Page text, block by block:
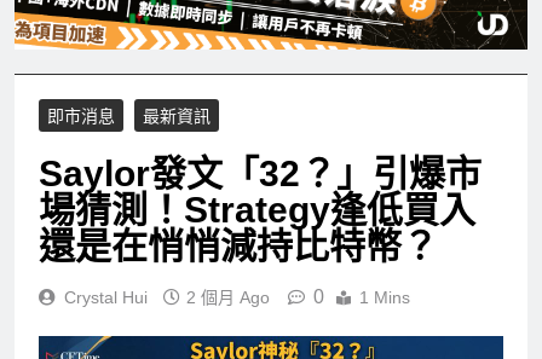
即市消息 最新資訊
Saylor發文「32？」引爆市
場猜測！Strategy逢低買入
還是在悄悄減持比特幣？
Crystal Hui 2 個月 Ago 0 1 Mins